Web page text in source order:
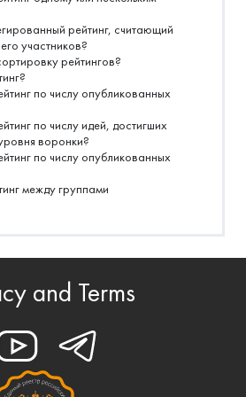
рейтинг, считающий
участников?
рейтингов?
по числу опубликованных
по числу идей, достигших
воронки?
по числу опубликованных
между группами
and Terms